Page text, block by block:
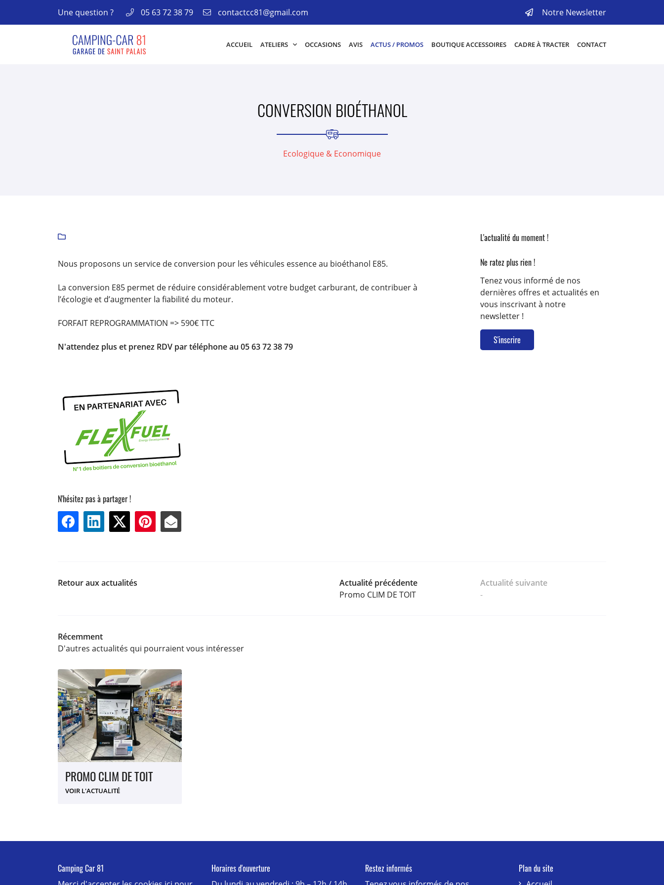
Une question ? 05 63 72 38 79 Notre Newsletter
ACCUEIL ATELIERS OCCASIONS AVIS ACTUS / PROMOS BOUTIQUE ACCESSOIRES CADRE À TRACTER CONTACT
26 RUE LUDOVIC JULIEN
le formulaire de désinscription.
CONVERSION BIOÉTHANOL
Ecologique & Economique

Nous proposons un service de conversion pour les véhicules essence au bioéthanol E85.
La conversion E85 permet de réduire considérablement votre budget carburant, de contribuer à
l’écologie et d’augmenter la fiabilité du moteur.
FORFAIT REPROGRAMMATION => 590€ TTC
N'attendez plus et prenez RDV par téléphone au 05 63 72 38 79
N'hésitez pas à partager !
L'actualité du moment !
Ne ratez plus rien !
Tenez vous informé de nos
dernières offres et actualités en
vous inscrivant à notre
newsletter !
S'inscrire
Retour aux actualités
Actualité précédente
Promo CLIM DE TOIT
Actualité suivante
-
Récemment
D'autres actualités qui pourraient vous intéresser
PROMO CLIM DE TOIT
VOIR L'ACTUALITÉ
Camping Car 81 Horaires d'ouverture Restez informés Plan du site